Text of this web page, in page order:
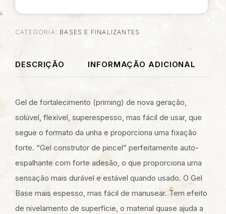
CATEGORIA: BASES E FINALIZANTES
DESCRIÇÃO INFORMAÇÃO ADICIONAL
Gel de fortalecimento (priming) de nova geração,
solúvel, flexível, superespesso, mas fácil de usar, que
segue o formato da unha e proporciona uma fixação
forte. “Gel construtor de pincel” perfeitamente auto-
espalhante com forte adesão, o que proporciona uma
sensação mais durável e estável quando usado. O Gel
Base mais espesso, mas fácil de manusear. Tem efeito
de nivelamento de superfície, o material quase ajuda a